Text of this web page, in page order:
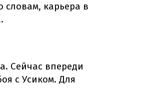
словам, карьера в
Сейчас впереди
с Усиком. Для